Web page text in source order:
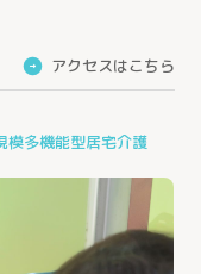
→ アクセスはこちら
模多機能型居宅介護